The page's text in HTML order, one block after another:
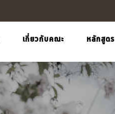
เกี่ยวกับคณะ หลักสูตร